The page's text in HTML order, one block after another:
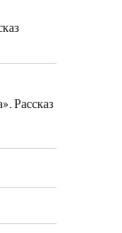
Рассказ